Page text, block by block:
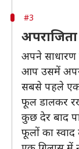
#3
अपने साधारण
आप उसमें
सबसे पहले एक
फूल डालकर
कुछ देर बाद
फूलों का स्वाद